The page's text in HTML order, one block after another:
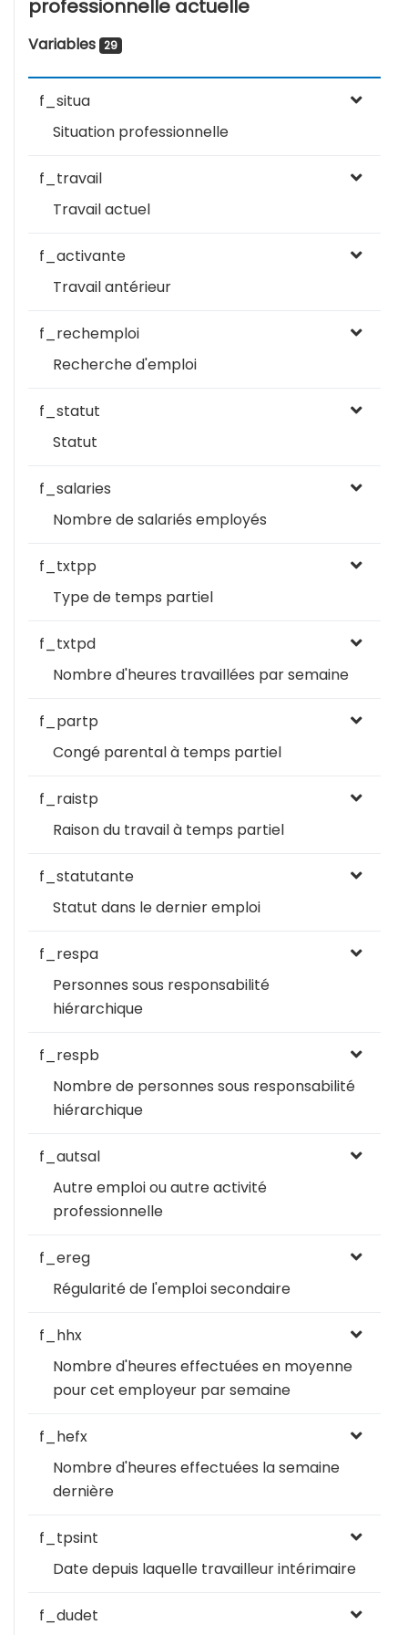
professionnelle actuelle
Variables 29
f_situa
Situation professionnelle
f_travail
Travail actuel
f_activante
Travail antérieur
f_rechemploi
Recherche d'emploi
f_statut
Statut
f_salaries
Nombre de salariés employés
f_txtpp
Type de temps partiel
f_txtpd
Nombre d'heures travaillées par semaine
f_partp
Congé parental à temps partiel
f_raistp
Raison du travail à temps partiel
f_statutante
Statut dans le dernier emploi
f_respa
Personnes sous responsabilité
hiérarchique
f_respb
Nombre de personnes sous responsabilité
hiérarchique
f_autsal
Autre emploi ou autre activité
professionnelle
f_ereg
Régularité de l'emploi secondaire
f_hhx
Nombre d'heures effectuées en moyenne
pour cet employeur par semaine
f_hefx
Nombre d'heures effectuées la semaine
dernière
f_tpsint
Date depuis laquelle travailleur intérimaire
f_dudet